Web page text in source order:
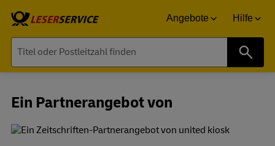
Angebote Hilfe
Ein Partnerangebot von